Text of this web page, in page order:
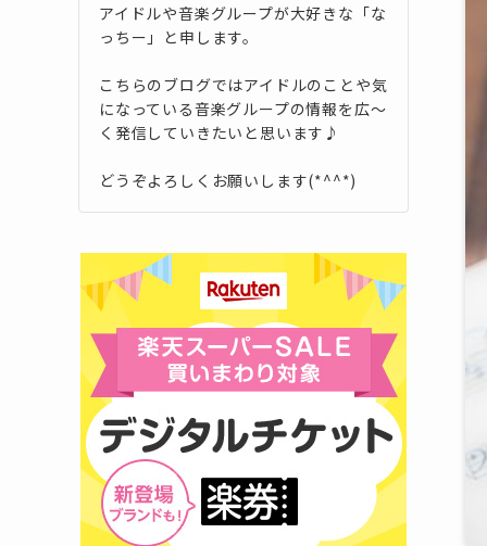
アイドルや音楽グループが大好きな「な
っちー」と申します。
こちらのブログではアイドルのことや気
になっている音楽グループの情報を広～
く発信していきたいと思います♪
どうぞよろしくお願いします(*^^*)